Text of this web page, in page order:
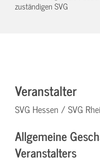
zuständigen SVG
Veranstalter
SVG Hessen / SVG
Allgemeine
Veranstalters